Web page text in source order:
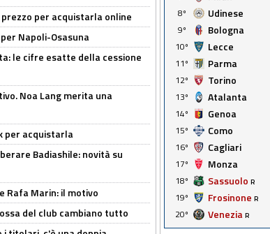
per acquistarla online
Napoli-Osasuna
le cifre esatte della cessione
Noa Lang merita una
per acquistarla
Badiashile: novità su
Rafa Marin: il motivo
del club cambiano tutto
8º
Udinese
9º
Bologna
10º
Lecce
11º
Parma
12º
Torino
13º
Atalanta
14º
Genoa
15º
Como
16º
Cagliari
17º
Monza
18º
Sassuolo R
19º
Frosinone R
20º
Venezia R